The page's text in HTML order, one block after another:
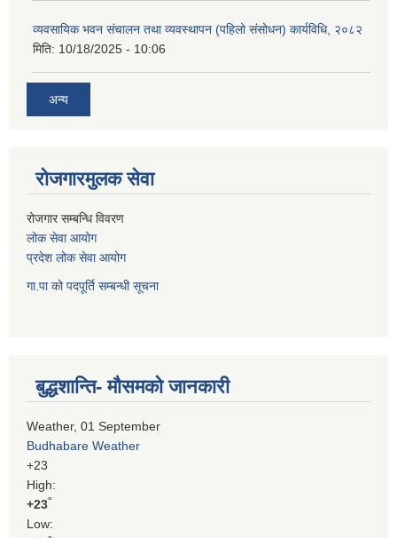
व्यवसायिक भवन संचालन तथा व्यवस्थापन (पहिलो संसोधन) कार्यविधि, २०८२
मिति: 10/18/2025 - 10:06
अन्य
रोजगारमुलक सेवा
रोजगार सम्बन्धि विवरण
लोक सेवा आयोग
प्रदेश लोक सेवा आयोग
गा.पा को पदपूर्ति सम्बन्धी सूचना
बुद्धशान्ति- मौसमको जानकारी
Weather, 01 September
Budhabare Weather
+23
High:
+23°
Low: